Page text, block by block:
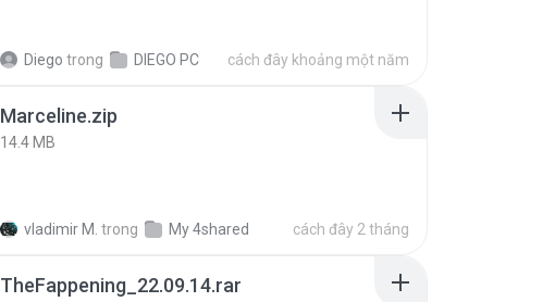
Diego trong DIEGO PC cách đây khoảng một năm
Marceline.zip
14.4 MB
vladimir M. trong My 4shared cách đây 2 tháng
TheFappening_22.09.14.rar